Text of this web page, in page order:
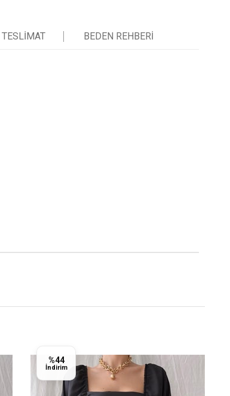
TESLIMAT BEDEN REHBERI
%44
İndirim